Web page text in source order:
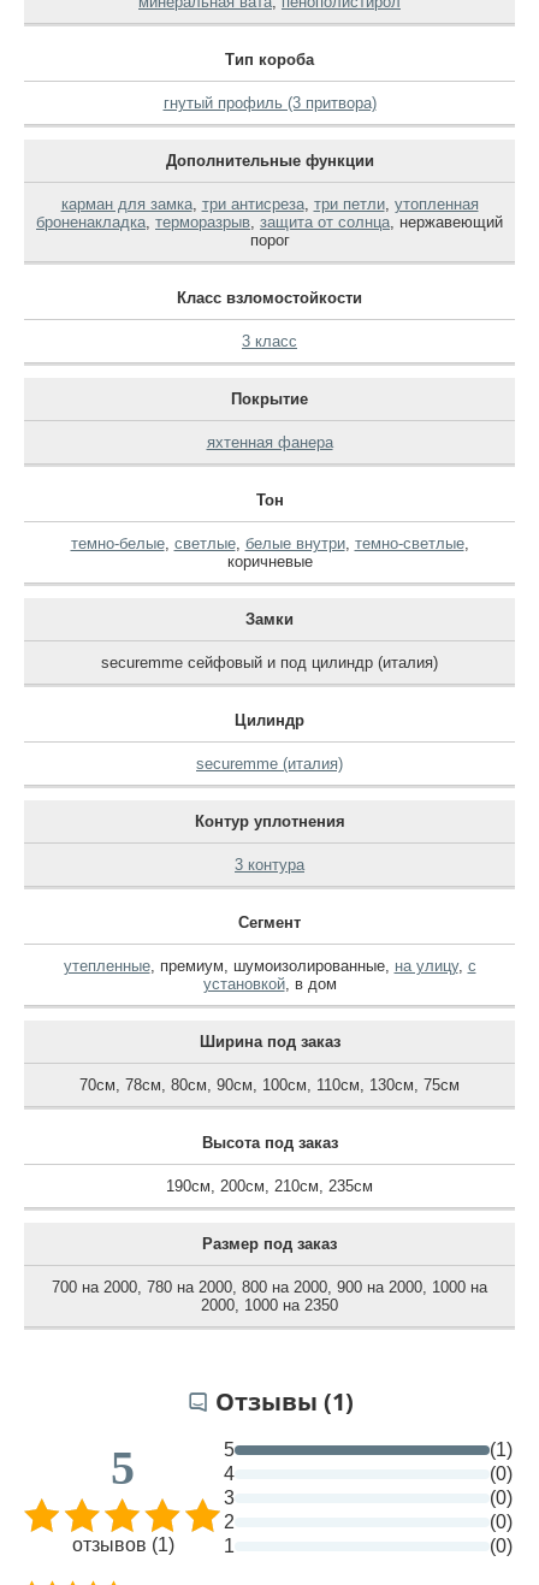
Тип короба
гнутый профиль (3 притвора)
Дополнительные функции
карман для замка, три антисреза, три петли, утопленная
броненакладка терморазрыв защита от солнца нержавеющий
порог
Класс взломостойкости
3 класс
Покрытие
яхтенная фанера
Тон
темно-белые, светлые, белые внутри, темно-светлые,
коричневые
Замки
securemme сейфовый и под цилиндр (италия)
Цилиндр
securemme (италия)
Контур уплотнения
3 контура
Сегмент
утепленные, премиум шумоизолированные, на улицу, с
установкой, в дом
Ширина под заказ
70см 78см 80см 90см 100см 110см 130см 75см
Высота под заказ
190см 200см 210см 235см
Размер под заказ
700 на 2000 780 на 2000 800 на 2000 900 на 2000 1000 на
2000 1000 на 2350
Отзывы (1)
5
отзывов (1)
5
(1)
4
(0)
3
(0)
2
(0)
1
(0)